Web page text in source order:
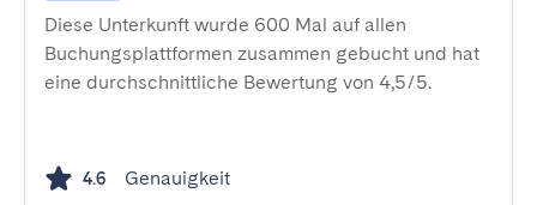
Diese Unterkunft wurde 600 Mal auf allen
Buchungsplattformen zusammen gebucht und hat
eine durchschnittliche Bewertung von 4,5/5.
4.6 Genauigkeit